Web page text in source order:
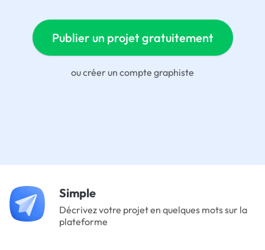
Publier un projet gratuitement
oucréer un compte graphiste
Simple
Décrivez votre projet en quelques mots sur la
plateforme